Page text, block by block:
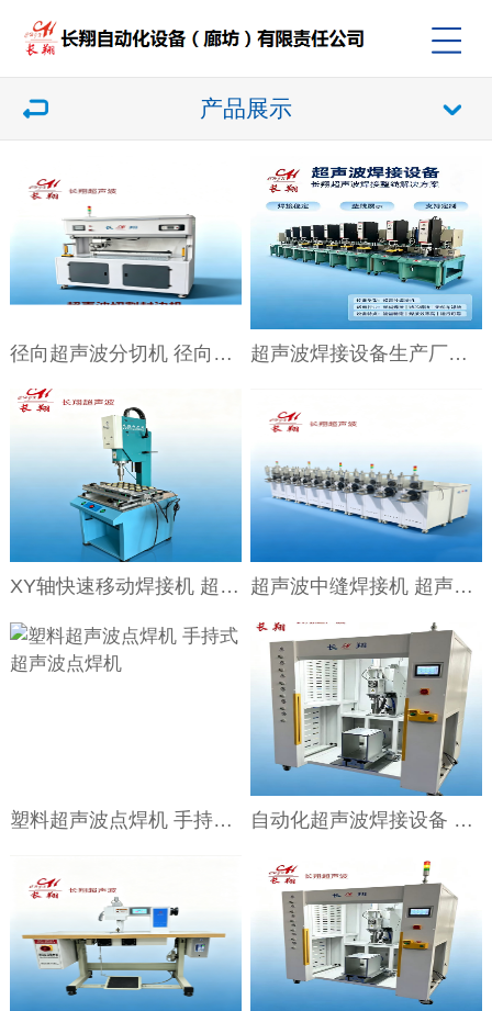
产品展示
径向超声波分切机 径向超声波切边机 超声波焊接设备生产厂家 超声波焊接设备批发
XY轴快速移动焊接机 超声波XY轴快速移动焊接机 超声波中缝焊接机 超声波滤芯中缝焊接机
塑料超声波点焊机 手持式超声波点焊机 自动化超声波焊接设备 自动化汽车轮罩焊接机